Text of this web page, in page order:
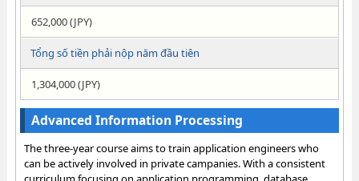
652,000 (JPY)
Tổng số tiền phải nộp năm đầu tiên
1,304,000 (JPY)
Advanced Information Processing
The three-year course aims to train application engineers who
can be actively involved in private campanies. With a consistent